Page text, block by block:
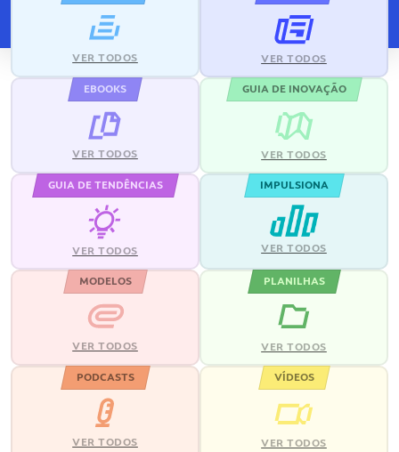
VER TODOS VER TODOS
EBOOKS
VER TODOS
GUIA DE INOVAÇÃO
VER TODOS
GUIA DE TENDÊNCIAS
VER TODOS
IMPULSIONA
VER TODOS
MODELOS
VER TODOS
PLANILHAS
VER TODOS
PODCASTS
VER TODOS
VÍDEOS
VER TODOS